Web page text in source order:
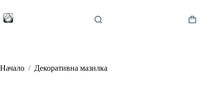
to
content
Shopping
Начало / Декоративна мазилка